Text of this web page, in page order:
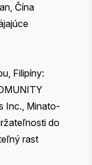
Čína
Filipíny:
Inc., Minato-
do
rast